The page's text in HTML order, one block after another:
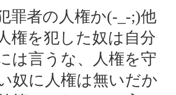
罪者の人権か(⁠-⁠_⁠-⁠;⁠)他
権を犯した奴は自分
は言うな、人権を守
奴に人権は無いだか